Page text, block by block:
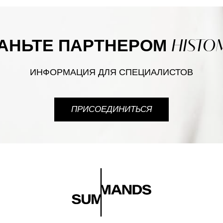
ПАРТНЕРОМ
ИНФОРМАЦИЯ ДЛЯ СПЕЦИАЛИСТОВ
ПРИСОЕДИНИТЬСЯ